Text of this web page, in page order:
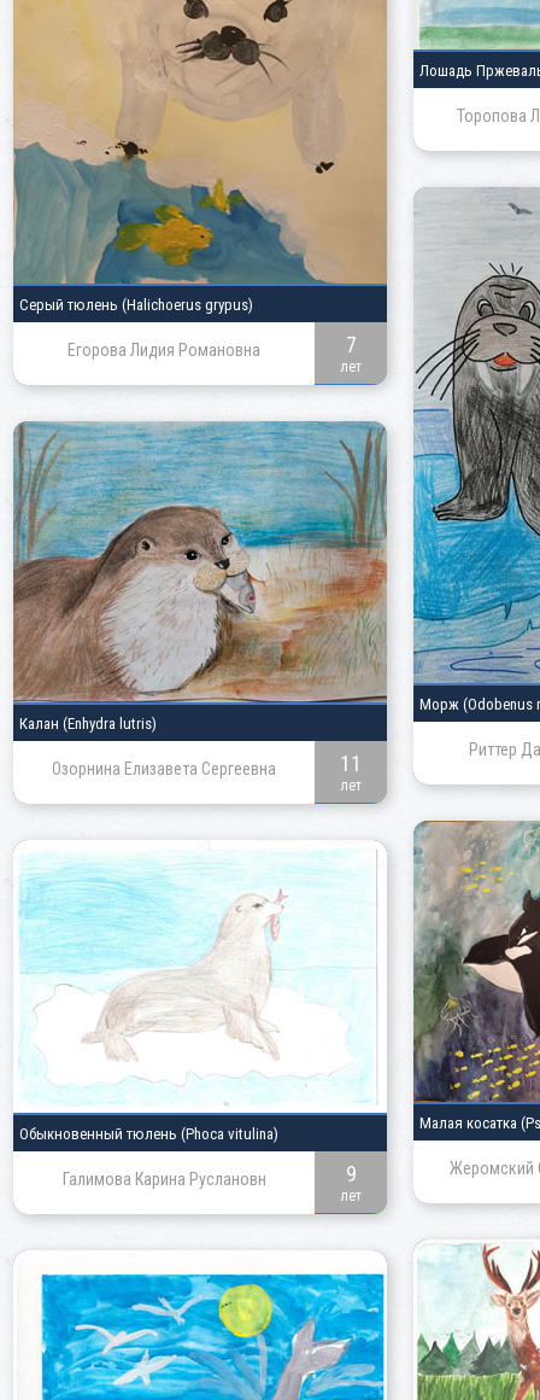
Серый тюлень (Halichoerus grypus)
Егорова Лидия Романовна 7
лет
Лошадь
Торопова
Морж (Odobenus
Риттер
Калан (Enhydra lutris)
Озорнина Елизавета Сергеевна 11
лет
Малая косатка
Жеромский
Обыкновенный тюлень (Phoca vitulina)
Галимова Карина Руслановн 9
лет